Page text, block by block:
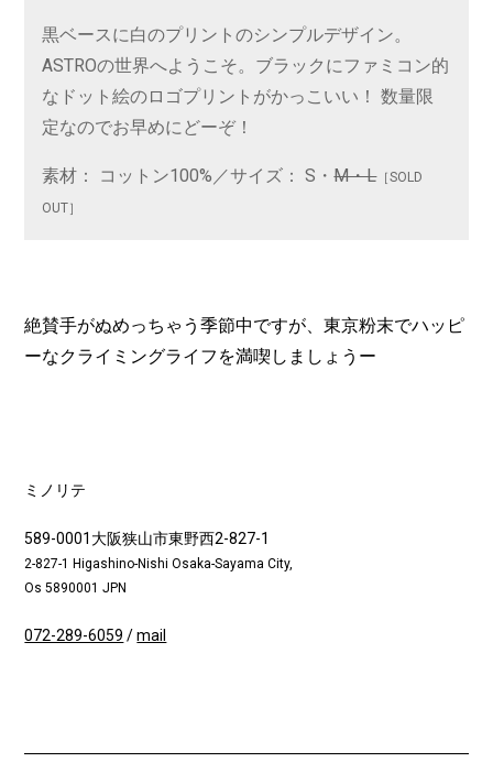
黒ベースに白のプリントのシンプルデザイン。
ASTROの世界へようこそ。ブラックにファミコン的
なドット絵のロゴプリントがかっこいい！ 数量限
定なのでお早めにどーぞ！
素材： コットン100%／サイズ： S・M・L［SOLD
OUT］
絶賛手がぬめっちゃう季節中ですが、東京粉末でハッピ
ーなクライミングライフを満喫しましょうー
ミノリテ
589-0001大阪狭山市東野西2-827-1
2-827-1 Higashino-Nishi Osaka-Sayama City,
Os 5890001 JPN
072-289-6059 /mail